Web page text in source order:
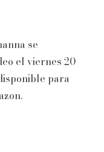
se
el viernes 20
para